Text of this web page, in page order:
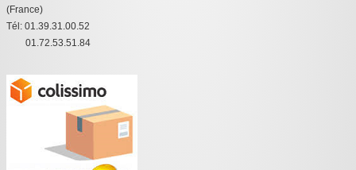
(France)
Tél: 01.39.31.00.52
01.72.53.51.84